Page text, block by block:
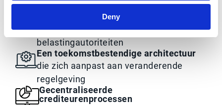
Deny
zonder uw workflows te verstoren
Volledige audittrails
afgestemd op de eisen van lokale
belastingautoriteiten
Een toekomstbestendige architectuur
die zich aanpast aan veranderende
regelgeving
Gecentraliseerde
crediteurenprocessen